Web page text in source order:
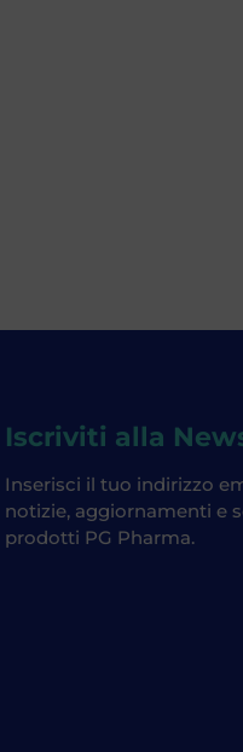
Iscriviti alla
Inserisci il tuo indirizzo
notizie, aggiornamenti e
prodotti PG Pharma.